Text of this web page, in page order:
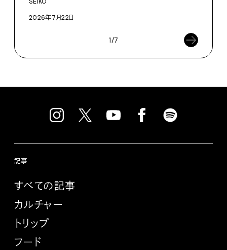
SEIKO
2026年7月22日
1/7
記事
すべての記事
カルチャー
トリップ
フード